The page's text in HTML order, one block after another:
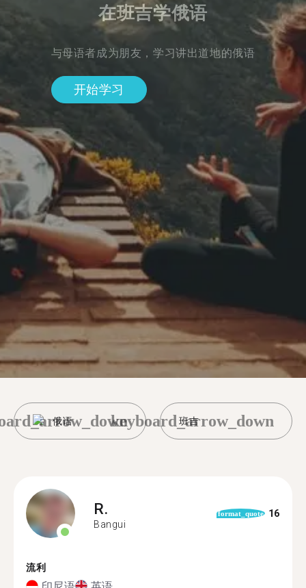
在班吉学俄语
与母语者成为朋友，学习讲出道地的俄语
开始学习
俄语 班吉
keyboard_arrow_down
R.
Bangui
format_quote 16
流利